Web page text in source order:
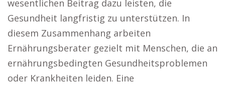
wesentlichen Beitrag dazu leisten, die
Gesundheit langfristig zu unterstützen. In
diesem Zusammenhang arbeiten
Ernährungsberater gezielt mit Menschen, die an
ernährungsbedingten Gesundheitsproblemen
oder Krankheiten leiden. Eine